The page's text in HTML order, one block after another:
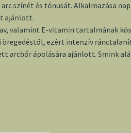
színét és tónusát. Alkalmazása
ajánlott.
valamint E-vitamin tartalmának
ezért intenzív
arcbőr ápolására ajánlott. Smink